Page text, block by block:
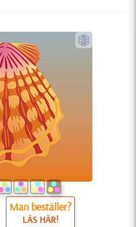
c
Man beställer?
LÄS HÄR!